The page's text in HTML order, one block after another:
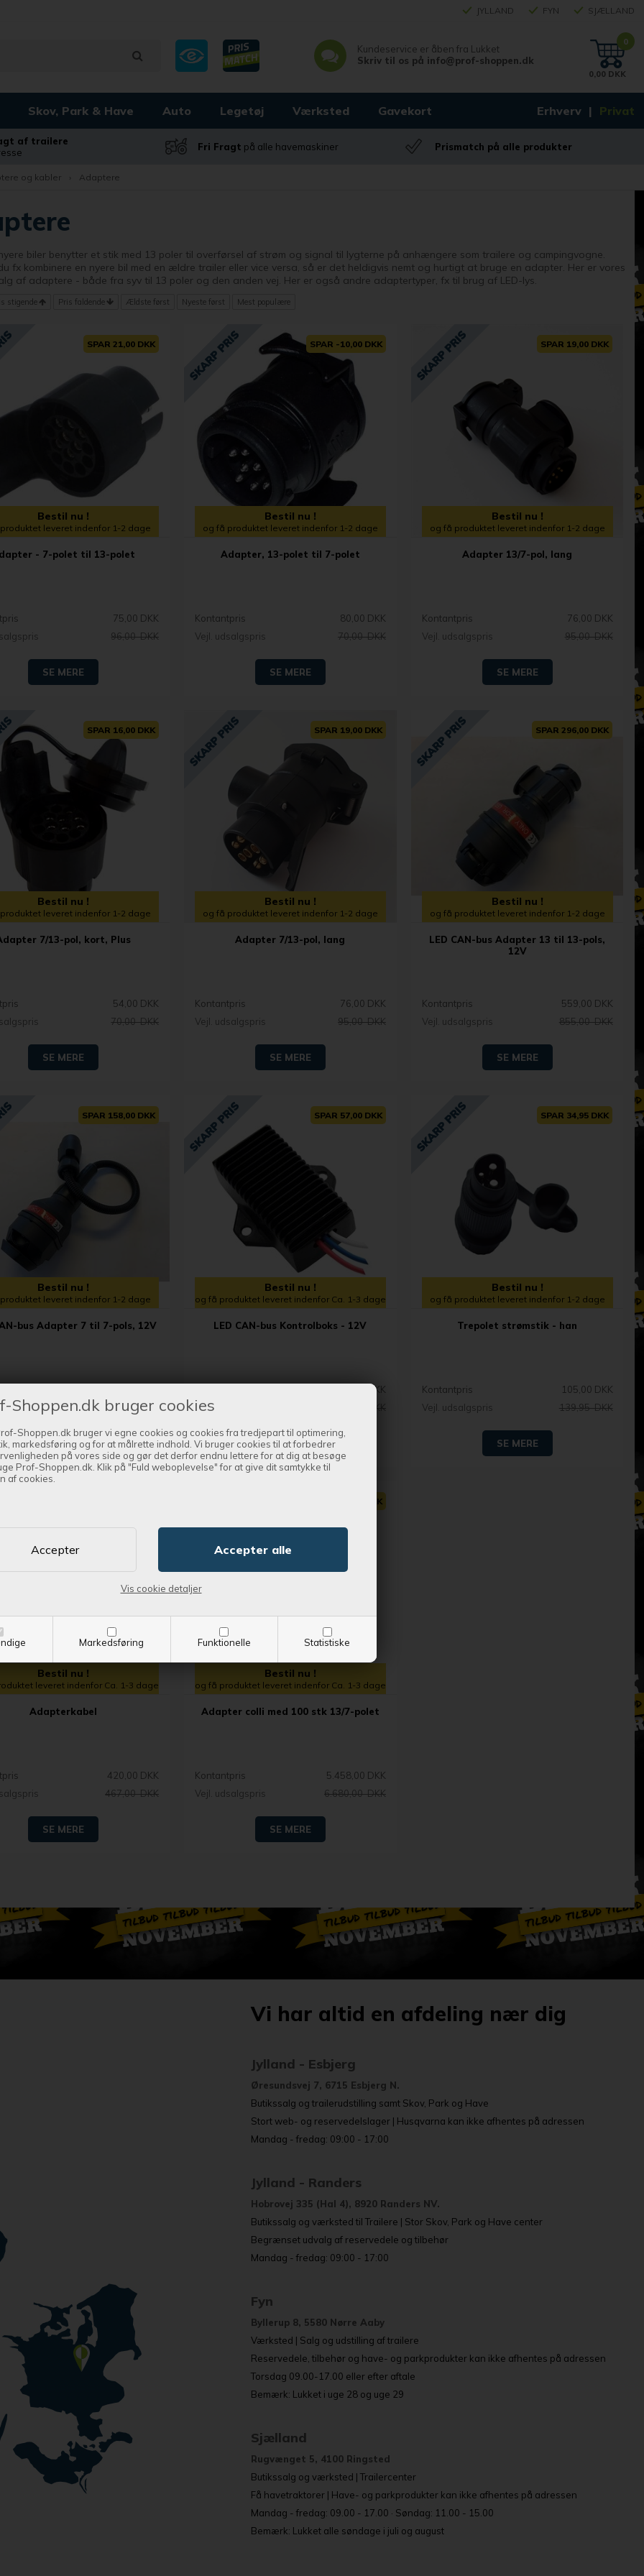
Shoppen.dk bruger cookies
Shoppen.dk bruger vi egne cookies og cookies fra tredjepart til optimering,
markedsføring og for at målrette indhold. Vi bruger cookies til at forbedrer
på vores side og gør det derfor endnu lettere for at dig at besøge
Prof-Shoppen.dk. Klik på "Fuld weboplevelse" for at give dit samtykke til
af cookies.
Markedsføring Funktionelle Statistiske
Vis cookie detaljer
Erhverv Privat
JYLLAND FYN SJÆLLAND
Kundeservice er åben fra Lukket
Skriv til os på info@prof-shoppen.dk
0
0,00 DKK
Skov, Park & Have Auto Legetøj Værksted Gavekort
af trailere
Fri Fragt på alle havemaskiner Prismatch på alle produkter
og kabler Adaptere
biler benytter et stik med 13 poler til overførsel af strøm og signal til lygterne på anhængere som trailere og campingvogne.
fx kombinere en nyere bil med en ældre trailer eller vice versa, så er det heldigvis nemt og hurtigt at bruge en adapter. Her er vores
af adaptere - både fra syv til 13 poler og den anden vej. Her er også andre adaptertyper, fx til brug af LED-lys.
stigende Pris faldende Ældste først Nyeste først Mest populære
SPAR 21,00 DKK
Bestil nu !
leveret indenfor 1-2 dage
- 7-polet til 13-polet
75,00 DKK
96,00 DKK
SE MERE
SPAR -10,00 DKK
Bestil nu !
og få produktet leveret indenfor 1-2 dage
Adapter, 13-polet til 7-polet
Kontantpris
80,00 DKK
Vejl. udsalgspris
70,00 DKK
SE MERE
SPAR 19,00 DKK
Bestil nu !
og få produktet leveret indenfor 1-2 dage
Adapter 13/7-pol, lang
Kontantpris
76,00 DKK
Vejl. udsalgspris
95,00 DKK
SE MERE
SPAR 16,00 DKK
Bestil nu !
leveret indenfor 1-2 dage
7/13-pol, kort, Plus
54,00 DKK
70,00 DKK
SE MERE
SPAR 19,00 DKK
Bestil nu !
og få produktet leveret indenfor 1-2 dage
Adapter 7/13-pol, lang
Kontantpris
76,00 DKK
Vejl. udsalgspris
95,00 DKK
SE MERE
SPAR 296,00 DKK
Bestil nu !
og få produktet leveret indenfor 1-2 dage
LED CAN-bus Adapter 13 til 13-pols,
12V
Kontantpris
559,00 DKK
Vejl. udsalgspris
855,00 DKK
SE MERE
SPAR 158,00 DKK
Bestil nu !
leveret indenfor 1-2 dage
bus Adapter 7 til 7-pols, 12V
855,00 DKK
SE MERE
SPAR 57,00 DKK
Bestil nu !
og få produktet leveret indenfor Ca. 1-3 dage
LED CAN-bus Kontrolboks - 12V
243,00 DKK
Vejl. udsalgspris
SE MERE
SPAR 34,95 DKK
Bestil nu !
og få produktet leveret indenfor 1-2 dage
Trepolet strømstik - han
Kontantpris
105,00 DKK
Vejl. udsalgspris
139,95 DKK
SE MERE
Bestil nu !
leveret indenfor Ca. 1-3 dage
Adapterkabel
420,00 DKK
467,00 DKK
SE MERE
SPAR 1.222,00 DKK
Bestil nu !
og få produktet leveret indenfor Ca. 1-3 dage
Adapter colli med 100 stk 13/7-polet
Kontantpris
5.458,00 DKK
Vejl. udsalgspris
6.680,00 DKK
SE MERE
Vi har altid en afdeling nær dig
Jylland - Esbjerg
Øresundsvej 7, 6715 Esbjerg N.
Butikssalg og trailerudstilling samt Skov, Park og Have
Stort web- og reservedelslager | Husqvarna kan ikke afhentes på adressen
Mandag - fredag: 09:00 - 17:00
Jylland - Randers
Hobrovej 335 (Hal 4), 8920 Randers NV.
Butikssalg og værksted til Trailere | Stor Skov, Park og Have center
Begrænset udvalg af reservedele og tilbehør
Mandag - fredag: 09:00 - 17:00
Fyn
Byllerup 8, 5580 Nørre Aaby
Værksted | Salg og udstilling af trailere
Reservedele, tilbehør og have- og parkprodukter kan ikke afhentes på adressen
Torsdag 09.00-17.00 eller efter aftale
Bemærk: Lukket i uge 28 og uge 29
Sjælland
Rugvænget 5, 4100 Ringsted
Butikssalg og værksted | Trailercenter
Få havetraktorer | Have- og parkprodukter kan ikke afhentes på adressen
Mandag - fredag: 09.00 - 17.00 · Søndag: 11.00 - 15.00
Bemærk: Lukket alle søndage i juli og august